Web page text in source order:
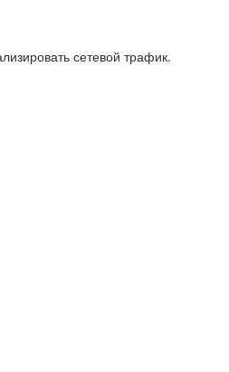
сетевой трафик.